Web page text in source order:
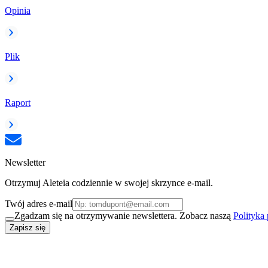
Opinia
Plik
Raport
Newsletter
Otrzymuj Aleteia codziennie w swojej skrzynce e-mail.
Twój adres e-mail
Zgadzam się na otrzymywanie newslettera. Zobacz naszą Polityka
Zapisz się